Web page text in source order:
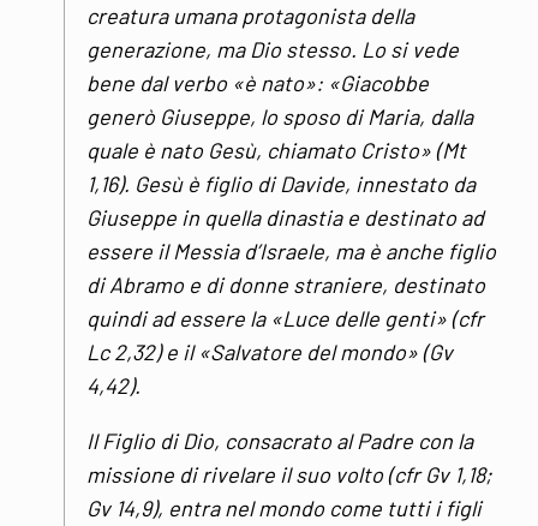
creatura umana protagonista della
generazione, ma Dio stesso. Lo si vede
bene dal verbo «è nato»: «Giacobbe
generò Giuseppe, lo sposo di Maria, dalla
quale è nato Gesù, chiamato Cristo» (Mt
1,16). Gesù è figlio di Davide, innestato da
Giuseppe in quella dinastia e destinato ad
essere il Messia d’Israele, ma è anche figlio
di Abramo e di donne straniere, destinato
quindi ad essere la «Luce delle genti» (cfr
Lc 2,32) e il «Salvatore del mondo» (Gv
4,42).
Il Figlio di Dio, consacrato al Padre con la
missione di rivelare il suo volto (cfr Gv 1,18;
Gv 14,9), entra nel mondo come tutti i figli